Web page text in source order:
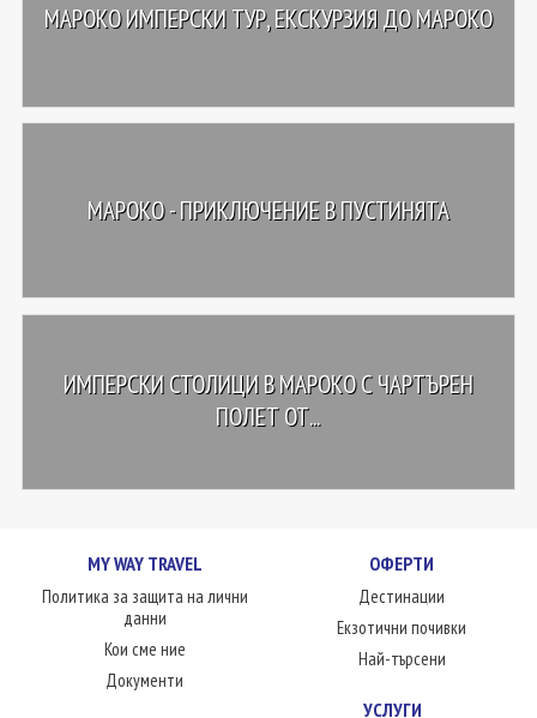
МАРОКО ИМПЕРСКИ ТУР, ЕКСКУРЗИЯ ДО МАРОКО
МАРОКО - ПРИКЛЮЧЕНИЕ В ПУСТИНЯТА
ИМПЕРСКИ СТОЛИЦИ В МАРОКО С ЧАРТЪРЕН
ПОЛЕТ ОТ...
MY WAY TRAVEL
Политика за защита на лични
данни
Кои сме ние
Документи
ОФЕРТИ
Дестинации
Екзотични почивки
Най-търсени
УСЛУГИ